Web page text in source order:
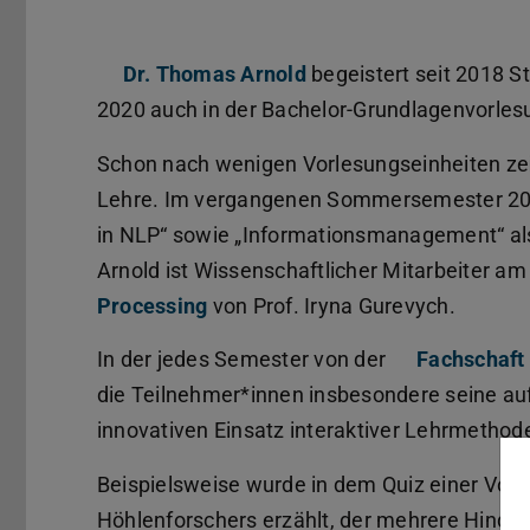
Dr. Thomas Arnold begeistert seit 2018
2020 auch in der Bachelor-
Schon nach wenigen Vorlesungseinheiten
Lehre. Im vergangenen Sommersemester
in NLP“ sowie „Informationsmanagement“
Arnold ist Wissenschaftlicher Mitarbeiter am
Processing von Prof. Iryna Gurevych.
In der jedes Semester von der
die Teilnehmer*innen insbesondere seine
innovativen Einsatz interaktiver
Beispielsweise wurde in dem Quiz einer
Höhlenforschers erzählt, der mehrere